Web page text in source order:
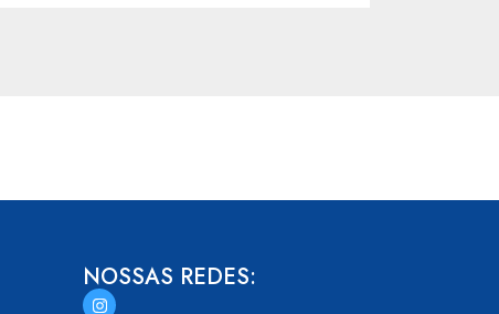
NOSSAS REDES: